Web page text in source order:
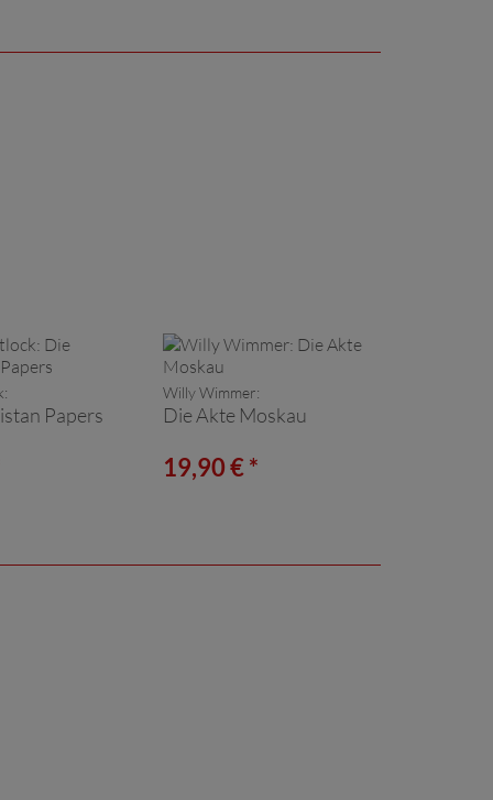
Papers
Willy Wimmer:
Die Akte Moskau
19,90 € *